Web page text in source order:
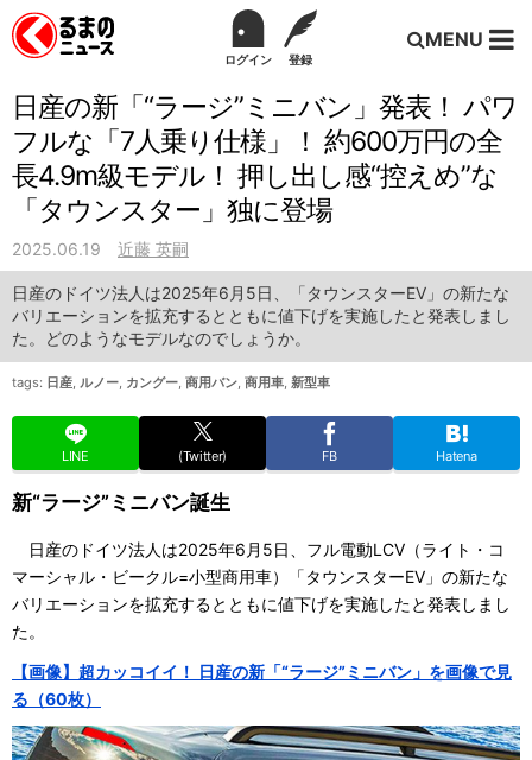
ログイン 登録
MENU
日産の新「“ラージ”ミニバン」発表！ パワ
フルな「7人乗り仕様」！ 約600万円の全
長4.9m級モデル！ 押し出し感“控えめ”な
「タウンスター」独に登場
2025.06.19 近藤 英嗣
日産のドイツ法人は2025年6月5日、「タウンスターEV」の新たな
バリエーションを拡充するとともに値下げを実施したと発表しまし
た。どのようなモデルなのでしょうか。
tags: 日産, ルノー, カングー, 商用バン, 商用車, 新型車
LINE (Twitter) FB Hatena
新“ラージ”ミニバン誕生
日産のドイツ法人は2025年6月5日、フル電動LCV（ライト・コ
マーシャル・ビークル=小型商用車）「タウンスターEV」の新たな
バリエーションを拡充するとともに値下げを実施したと発表しまし
た。
【画像】超カッコイイ！ 日産の新「“ラージ”ミニバン」を画像で見
る（60枚）